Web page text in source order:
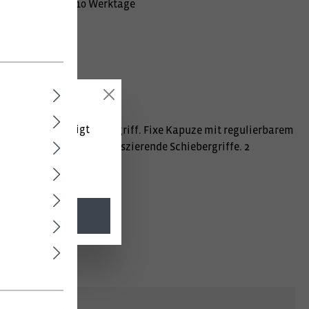
Lieferzeit ca. 10 Werktage
Schiebergriff. Fixe Kapuze mit regulierbarem
Reißverschluss. Fluoreszierende Schiebergriffe. 2
Stoppern.
(netto) angezeigt